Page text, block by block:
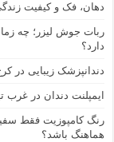
دهان، فک و کیفیت
ربات جوش لیزر؛ چه
دارد؟
دندانپزشک زیبایی در
ایمپلنت دندان در غرب
رنگ کامپوزیت فقط
هماهنگ باشد؟